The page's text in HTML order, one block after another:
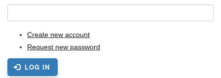
Create new account
Request new password
LOG IN